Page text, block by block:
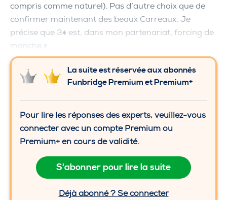
compris comme naturel). Pas d’autre choix que de
confirmer maintenant des beaux Carreaux. Je
précise que 3♦ est, dans mon partenariat, forcing de
manche.»
La suite est réservée aux abonnés
Funbridge Premium et Premium+
Pour lire les réponses des experts, veuillez-vous
connecter avec un compte Premium ou
Premium+ en cours de validité.
S'abonner pour lire la suite
Déjà abonné ? Se connecter